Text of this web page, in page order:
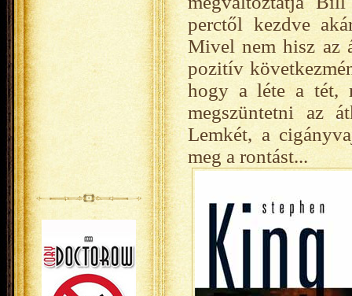
perctől kezdve
Mivel nem hisz az
pozitív
hogy a léte a tét,
megszüntetni az
Lemkét, a
meg a rontást...